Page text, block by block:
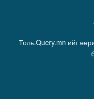
Толь.Query.mn ийг